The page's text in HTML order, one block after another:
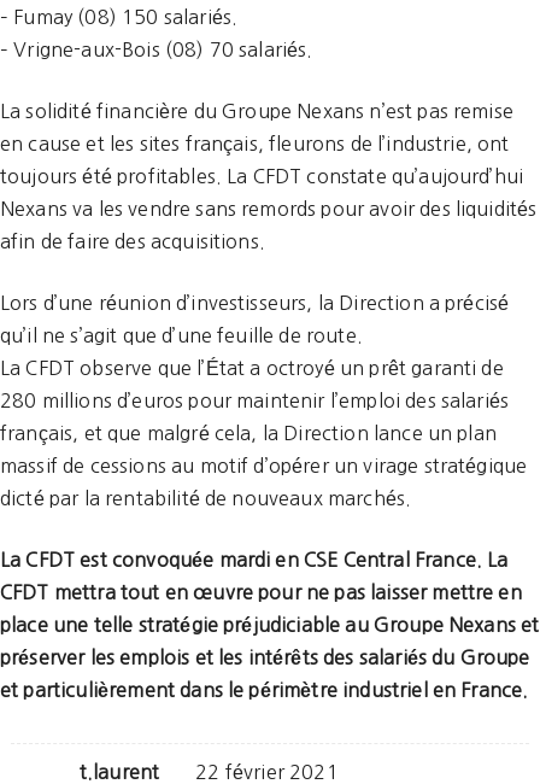
– Fumay (08) 150 salariés.
– Vrigne-aux-Bois (08) 70 salariés.
La solidité financière du Groupe Nexans n’est pas remise
en cause et les sites français, fleurons de l’industrie, ont
toujours été profitables. La CFDT constate qu’aujourd’hui
Nexans va les vendre sans remords pour avoir des liquidités
afin de faire des acquisitions.
Lors d’une réunion d’investisseurs, la Direction a précisé
qu’il ne s’agit que d’une feuille de route.
La CFDT observe que l’État a octroyé un prêt garanti de
280 millions d’euros pour maintenir l’emploi des salariés
français, et que malgré cela, la Direction lance un plan
massif de cessions au motif d’opérer un virage stratégique
dicté par la rentabilité de nouveaux marchés.
La CFDT est convoquée mardi en CSE Central France. La
CFDT mettra tout en œuvre pour ne pas laisser mettre en
place une telle stratégie préjudiciable au Groupe Nexans et
préserver les emplois et les intérêts des salariés du Groupe
et particulièrement dans le périmètre industriel en France.
t.laurent
22 février 2021